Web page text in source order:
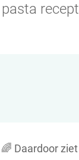
recept
Daardoor ziet